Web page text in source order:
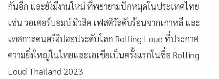
กันอีก และยังมีงานใหม่ ที่พยายามปักหมุดในประเทศไทย
เช่น วอเตอร์บอมบ์ มิวสิค เฟสติวัลดับร้อนจากเกาหลี และ
เทศกาลดนตรีฮิปฮอประดับโลก Rolling Loud ที่ประกาศ
ความยิ่งใหญ่ในไทยและเอเชียเป็นครั้งแรกในชื่อ Rolling
Loud Thailand 2023